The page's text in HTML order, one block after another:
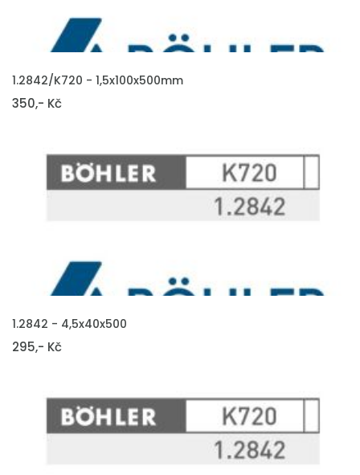
VLOŽIT DO KOŠÍKU
1.2842/K720 - 1,5x100x500mm
350,- Kč
VLOŽIT DO KOŠÍKU
1.2842 - 4,5x40x500
295,- Kč